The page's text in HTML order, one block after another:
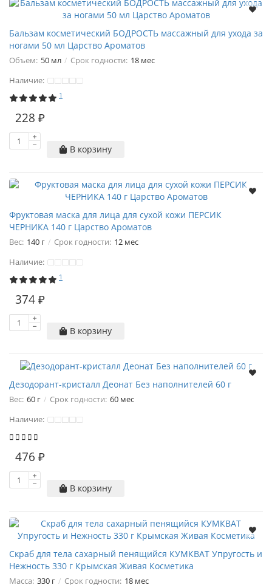
Бальзам косметический БОДРОСТЬ массажный для ухода за
ногами 50 мл Царство Ароматов
Объем: 50 мл Срок годности: 18 мес
Наличие:
1
228 ₽
В корзину
Фруктовая маска для лица для сухой кожи ПЕРСИК
ЧЕРНИКА 140 г Царство Ароматов
Вес: 140 г Срок годности: 12 мес
Наличие:
1
374 ₽
В корзину
Дезодорант-кристалл Деонат Без наполнителей 60 г
Вес: 60 г Срок годности: 60 мес
Наличие:
476 ₽
В корзину
Скраб для тела сахарный пенящийся КУМКВАТ Упругость и
Нежность 330 г Крымская Живая Косметика
Масса: 330 г Срок годности: 18 мес